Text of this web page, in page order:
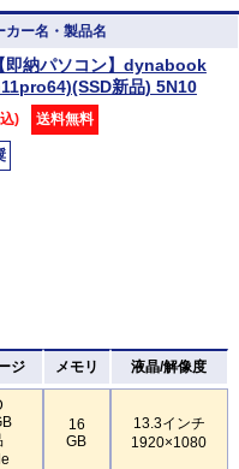
ー名・製品名
納パソコン】dynabook
新品) 5N10
) 送料無料
ジ メモリ 液晶/解像度
16
GB
13.3インチ
1920×1080